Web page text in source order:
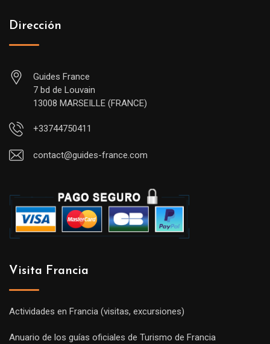
Dirección
Guides France
7 bd de Louvain
13008 MARSEILLE (FRANCE)
+33744750411
contact@guides-france.com
Visita Francia
Actividades en Francia (visitas, excursiones)
Anuario de los guías oficiales de Turismo de Francia